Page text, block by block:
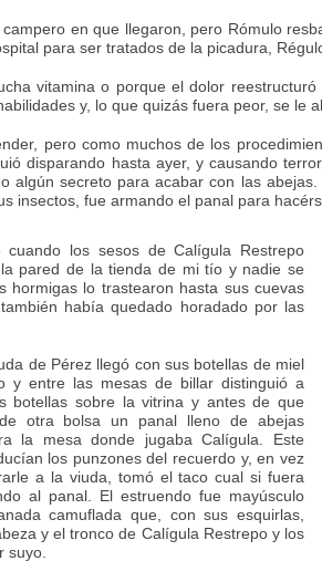
en que llegaron, pero Rómulo
para ser tratados de la picadura,
vitamina o porque el dolor
y, lo que quizás fuera peor, se
pero como muchos de los
disparando hasta ayer, y causando
algún secreto para acabar con las
insectos, fue armando el panal para
los sesos de Calígula Restrepo
pared de la tienda de mi tío y nadie se
hormigas lo trastearon hasta sus cuevas
había quedado horadado por las
de Pérez llegó con sus botellas de miel
entre las mesas de billar distinguió a
botellas sobre la vitrina y antes de que
otra bolsa un panal lleno de abejas
la mesa donde jugaba Calígula. Este
los punzones del recuerdo y, en vez
a la viuda, tomó el taco cual si fuera
al panal. El estruendo fue mayúsculo
camuflada que, con sus esquirlas,
y el tronco de Calígula Restrepo y los
suyo.